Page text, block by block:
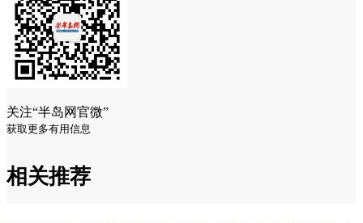
关注“半岛网官微”
获取更多有用信息
相关推荐